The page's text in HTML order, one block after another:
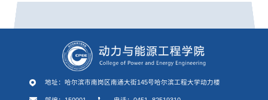
地址：哈尔滨市南岗区南通大街145号哈尔滨工程大学动力楼